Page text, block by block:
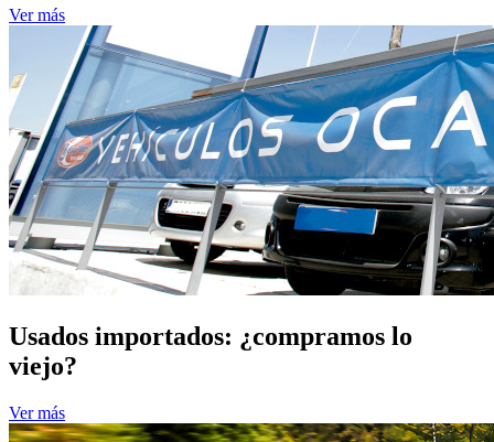
Ver más
Usados importados: ¿compramos lo
viejo?
Ver más